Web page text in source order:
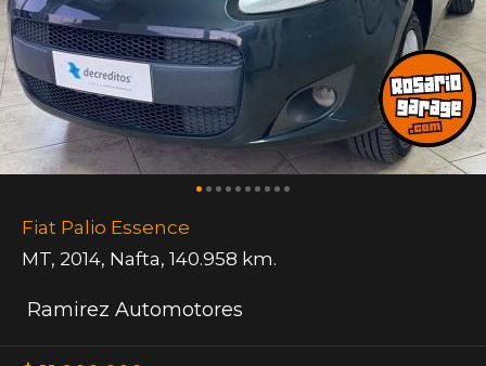
Fiat Palio Essence
MT, 2014, Nafta, 140.958 km.
Ramirez Automotores